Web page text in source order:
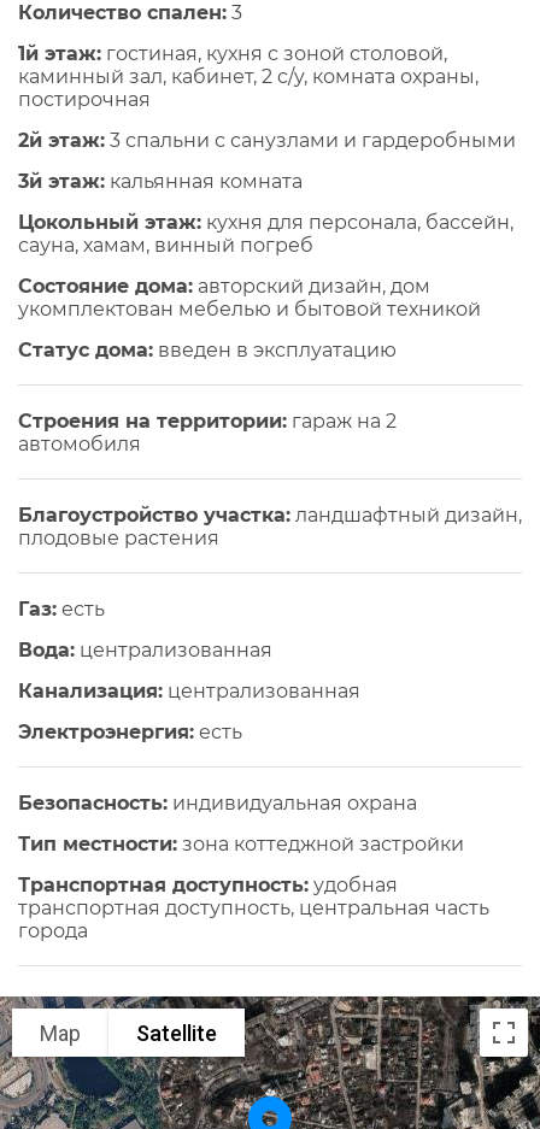
Количество спален: 3
1й этаж: гостиная, кухня с зоной столовой,
каминный зал, кабинет, 2 c/y, комната охраны,
постирочная
2й этаж: 3 спальни с санузлами и гардеробными
3й этаж: кальянная комната
Цокольный этаж: кухня для персонала, бассейн,
сауна, хамам, винный погреб
Состояние дома: авторский дизайн, дом
укомплектован мебелью и бытовой техникой
Статус дома: введен в эксплуатацию
Строения на территории: гараж на 2
автомобиля
Благоустройство участка: ландшафтный дизайн,
плодовые растения
Газ: есть
Вода: централизованная
Канализация: централизованная
Электроэнергия: есть
Безопасность: индивидуальная охрана
Тип местности: зона коттеджной застройки
Транспортная доступность: удобная
транспортная доступность, центральная часть
города
Map Satellite